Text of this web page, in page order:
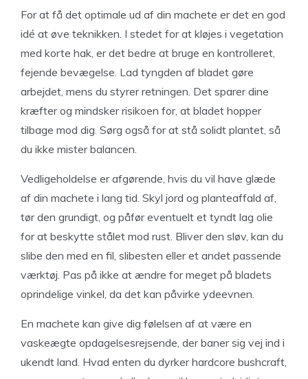
For at få det optimale ud af din machete er det en god
idé at øve teknikken. I stedet for at kløjes i vegetation
med korte hak, er det bedre at bruge en kontrolleret,
fejende bevægelse. Lad tyngden af bladet gøre
arbejdet, mens du styrer retningen. Det sparer dine
kræfter og mindsker risikoen for, at bladet hopper
tilbage mod dig. Sørg også for at stå solidt plantet, så
du ikke mister balancen.
Vedligeholdelse er afgørende, hvis du vil have glæde
af din machete i lang tid. Skyl jord og planteaffald af,
tør den grundigt, og påfør eventuelt et tyndt lag olie
for at beskytte stålet mod rust. Bliver den sløv, kan du
slibe den med en fil, slibesten eller et andet passende
værktøj. Pas på ikke at ændre for meget på bladets
oprindelige vinkel, da det kan påvirke ydeevnen.
En machete kan give dig følelsen af at være en
vaskeægte opdagelsesrejsende, der baner sig vej ind i
ukendt land. Hvad enten du dyrker hardcore bushcraft,